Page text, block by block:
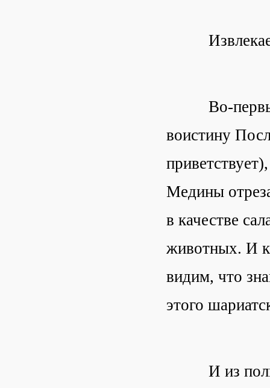
Во-первых,
воистину
Медины
в качестве
животных. И
видим, что
этого
И из польз